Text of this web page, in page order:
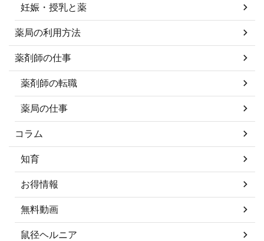
妊娠・授乳と薬
薬局の利用方法
薬剤師の仕事
薬剤師の転職
薬局の仕事
コラム
知育
お得情報
無料動画
鼠径ヘルニア